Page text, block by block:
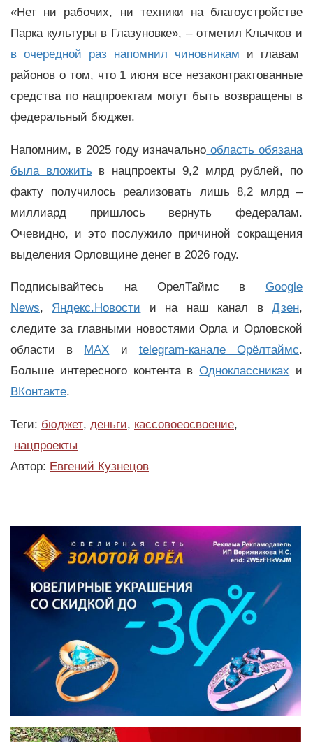
«Нет ни рабочих, ни техники на благоустройстве
Парка культуры в Глазуновке», – отметил Клычков и
в очередной раз напомнил чиновникам и главам
районов о том, что 1 июня все незаконтрактованные
средства по нацпроектам могут быть возвращены в
федеральный бюджет.
Напомним, в 2025 году изначально область обязана
была вложить в нацпроекты 9,2 млрд рублей, по
факту получилось реализовать лишь 8,2 млрд –
миллиард пришлось вернуть федералам.
Очевидно, и это послужило причиной сокращения
выделения Орловщине денег в 2026 году.
Подписывайтесь на ОрелТаймс в Google
News, Яндекс.Новости и на наш канал вДзен,
следите за главными новостями Орла и Орловской
области в MAX и telegram-канале Орёлтаймс.
Больше интересного контента вОдноклассниках и
ВКонтакте.
Теги: бюджет, деньги, кассовоеосвоение,
нацпроекты
Автор: Евгений Кузнецов